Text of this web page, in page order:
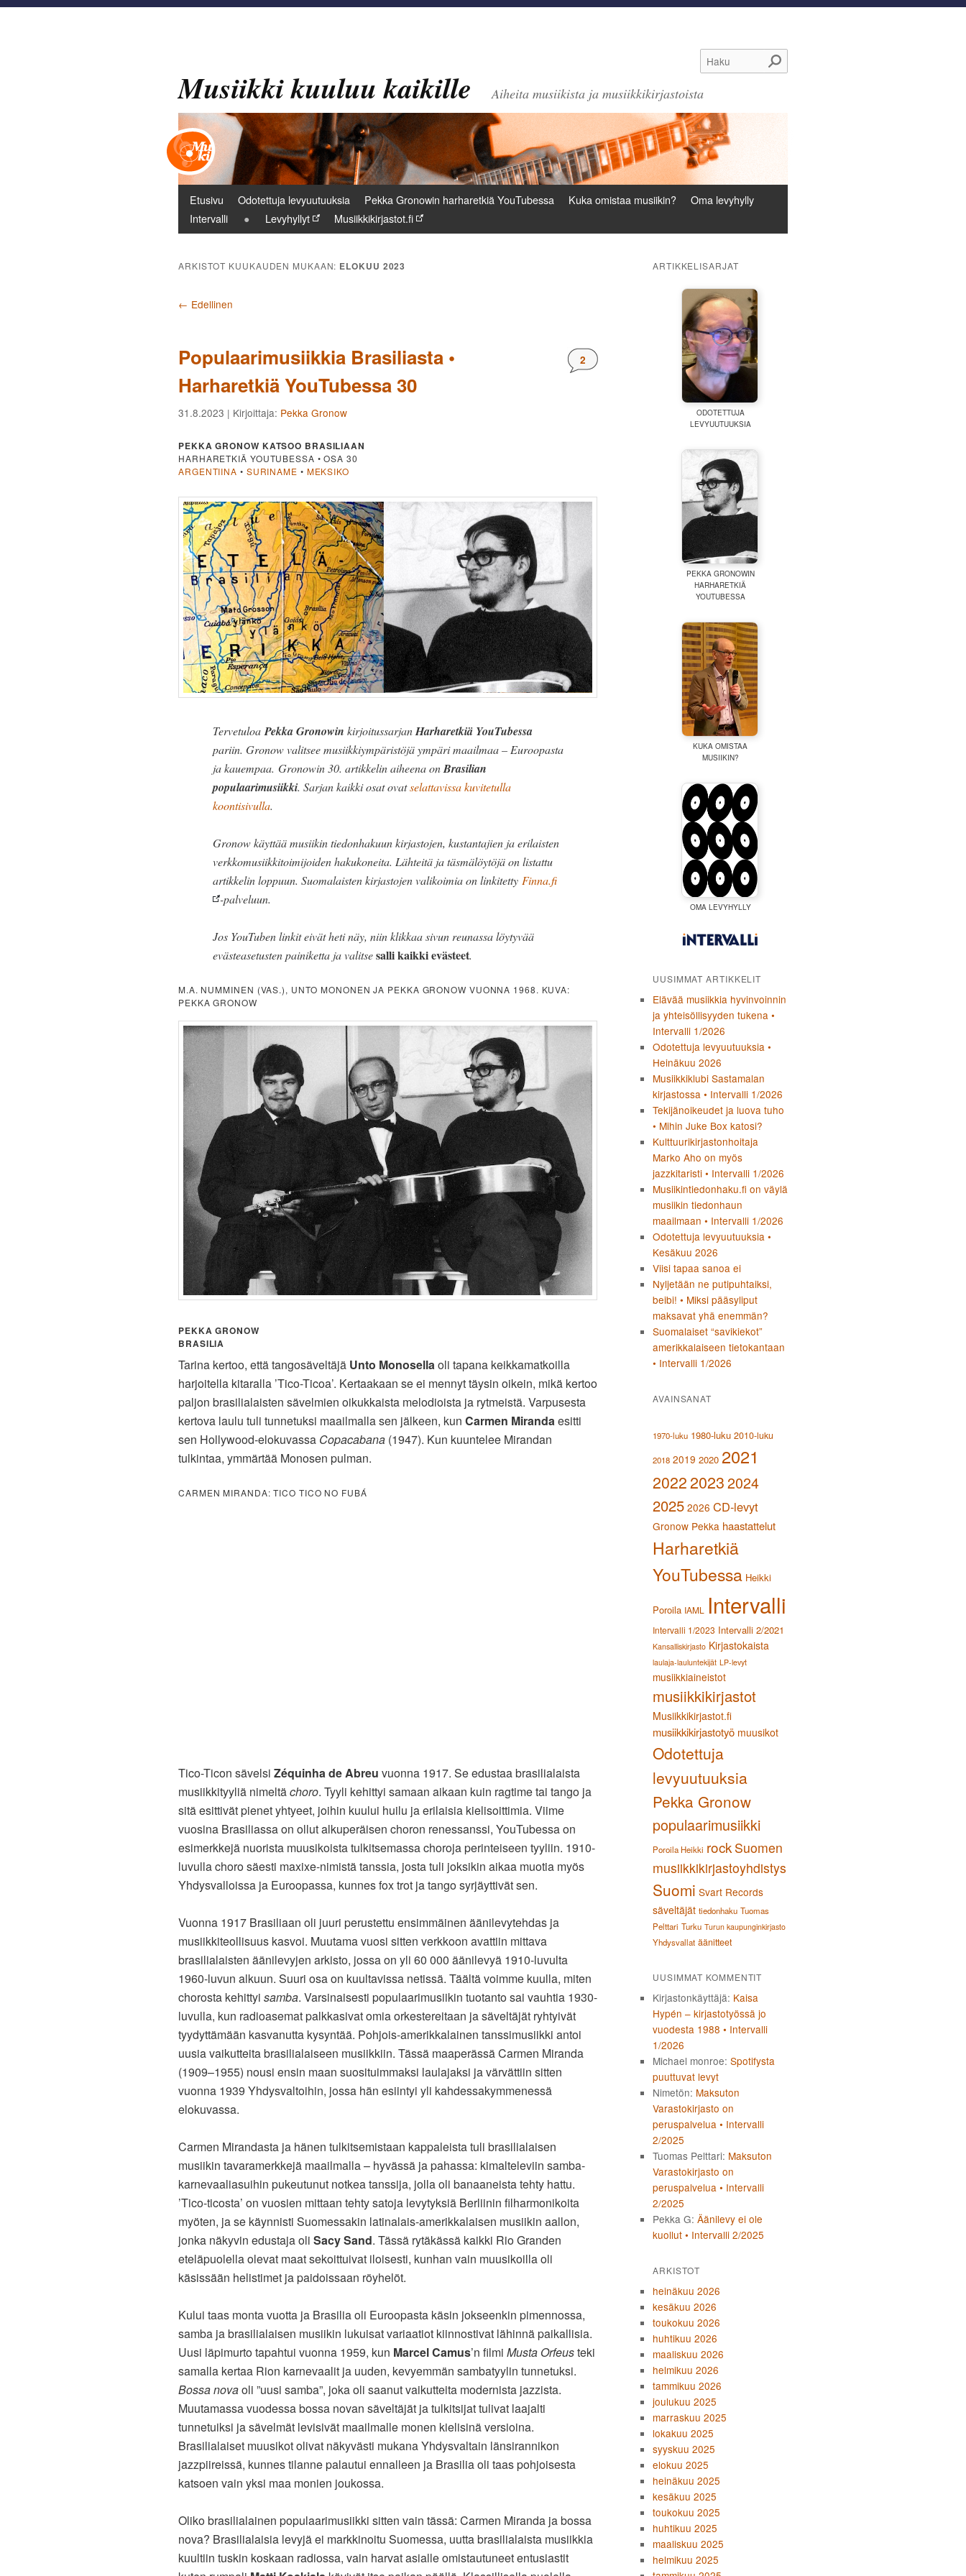
Haku
Musiikki kuuluu kaikille Aiheita musiikista ja musiikkikirjastoista
Päävalikko
Etusivu Odotettuja levyuutuuksia Pekka Gronowin harharetkiä YouTubessa Kuka omistaa musiikin?
Oma levyhylly
Intervalli
Levyhyllyt Musiikkikirjastot.fi
ARKISTOT KUUKAUDEN MUKAAN: ELOKUU 2023
Artikkelien selaus
← Edellinen
Populaarimusiikkia Brasiliasta •
Harharetkiä YouTubessa 30
Kommentteja:
2
31.8.2023 | Kirjoittaja: Pekka Gronow
PEKKA GRONOW KATSOO BRASILIAAN
HARHARETKIÄ YOUTUBESSA • OSA 30
ARGENTIINA • SURINAME • MEKSIKO
TervetuloaPekka Gronowin kirjoitussarjanHarharetkiä YouTubessa
pariin. Gronow valitsee musiikkiympäristöjä ympäri maailmaa – Euroopasta
ja kauempaa. Gronowin 30. artikkelin aiheena onBrasilian
populaarimusiikki. Sarjan kaikki osat ovatselattavissa kuvitetulla
koontisivulla.
Gronow käyttää musiikin tiedonhakuun kirjastojen, kustantajien ja erilaisten
verkkomusiikkitoimijoiden hakukoneita. Lähteitä ja täsmälöytöjä on listattu
artikkelin loppuun. Suomalaisten kirjastojen valikoimia on linkitetty Finna.fi
-palveluun.
Jos YouTuben linkit eivät heti näy, niin klikkaa sivun reunassa löytyvää
evästeasetusten painiketta ja valitsesalli kaikki evästeet.
M.A. NUMMINEN (VAS.), UNTO MONONEN JA PEKKA GRONOW VUONNA 1968. KUVA:
PEKKA GRONOW
PEKKA GRONOW
BRASILIA
Tarina kertoo, että tangosäveltäjä Unto Monosellaoli tapana keikkamatkoilla
harjoitella kitaralla ’Tico-Ticoa’. Kertaakaan se ei mennyt täysin oikein, mikä kertoo
paljon brasilialaisten sävelmien oikukkaista melodioista ja rytmeistä. Varpusesta
kertova laulu tuli tunnetuksi maailmalla sen jälkeen, kun Carmen Mirandaesitti
sen Hollywood-elokuvassa Copacabana (1947). Kun kuuntelee Mirandan
tulkintaa, ymmärtää Monosen pulman.
CARMEN MIRANDA: TICO TICO NO FUBÁ
Tico-Ticon sävelsi Zéquinha de Abreu vuonna 1917. Se edustaa brasilialaista
musiikkityyliä nimeltächoro. Tyyli kehittyi samaan aikaan kuin ragtime tai tango ja
sitä esittivät pienet yhtyeet, joihin kuului huilu ja erilaisia kielisoittimia. Viime
vuosina Brasiliassa on ollut alkuperäisen choron renessanssi, YouTubessa on
esimerkkejä nuorista muusikoista tulkitsemassa choroja perinteiseen tyyliin. 1910-
luvulla choro säesti maxixe-nimistä tanssia, josta tuli joksikin aikaa muotia myös
Yhdysvalloissa ja Euroopassa, kunnes fox trot ja tango syrjäyttivät sen.
Vuonna 1917 Brasiliaan oli juuri perustettu ensimmäinen äänilevytehdas ja
musiikkiteollisuus kasvoi. Muutama vuosi sitten verkkoon avattiin mittava
brasilialaisten äänilevyjen arkisto, jossa on yli 60 000 äänilevyä 1910-luvulta
1960-luvun alkuun. Suuri osa on kuultavissa netissä. Täältä voimme kuulla, miten
chorosta kehittyi samba. Varsinaisesti populaarimusiikin tuotanto sai vauhtia 1930-
luvulla, kun radioasemat palkkasivat omia orkestereitaan ja säveltäjät ryhtyivät
tyydyttämään kasvanutta kysyntää. Pohjois-amerikkalainen tanssimusiikki antoi
uusia vaikutteita brasilialaiseen musiikkiin. Tässä maaperässä Carmen Miranda
(1909–1955) nousi ensin maan suosituimmaksi laulajaksi ja värvättiin sitten
vuonna 1939 Yhdysvaltoihin, jossa hän esiintyi yli kahdessakymmenessä
elokuvassa.
Carmen Mirandasta ja hänen tulkitsemistaan kappaleista tuli brasilialaisen
musiikin tavaramerkkejä maailmalla – hyvässä ja pahassa: kimalteleviin samba-
karnevaaliasuihin pukeutunut notkea tanssija, jolla oli banaaneista tehty hattu.
’Tico-ticosta’ on vuosien mittaan tehty satoja levytyksiä Berliinin filharmonikoita
myöten, ja se käynnisti Suomessakin latinalais-amerikkalaisen musiikin aallon,
jonka näkyvin edustaja oli Sacy Sand. Tässä rytäkässä kaikki Rio Granden
eteläpuolella olevat maat sekoittuivat iloisesti, kunhan vain muusikoilla oli
käsissään helistimet ja paidoissaan röyhelöt.
Kului taas monta vuotta ja Brasilia oli Euroopasta käsin jokseenkin pimennossa,
samba ja brasilialaisen musiikin lukuisat variaatiot kiinnostivat lähinnä paikallisia.
Uusi läpimurto tapahtui vuonna 1959, kun Marcel Camus’n filmi Musta Orfeusteki
samalla kertaa Rion karnevaalit ja uuden, kevyemmän sambatyylin tunnetuksi.
Bossa novaoli ”uusi samba”, joka oli saanut vaikutteita modernista jazzista.
Muutamassa vuodessa bossa novan säveltäjät ja tulkitsijat tulivat laajalti
tunnetuiksi ja sävelmät levisivät maailmalle monen kielisinä versioina.
Brasilialaiset muusikot olivat näkyvästi mukana Yhdysvaltain länsirannikon
jazzpiireissä, kunnes tilanne palautui ennalleen ja Brasilia oli taas pohjoisesta
katsoen vain yksi maa monien joukossa.
Oliko brasilialainen populaarimusiikki sitten vain tässä: Carmen Miranda ja bossa
nova? Brasilialaisia levyjä ei markkinoitu Suomessa, uutta brasilialaista musiikkia
kuultiin tuskin koskaan radiossa, vain harvat asialle omistautuneet entusiastit
ARTIKKELISARJAT
ODOTETTUJA
LEVYUUTUUKSIA
PEKKA GRONOWIN
HARHARETKIÄ
YOUTUBESSA
KUKA OMISTAA
MUSIIKIN?
OMA LEVYHYLLY
UUSIMMAT ARTIKKELIT
Elävää musiikkia hyvinvoinnin
ja yhteisöllisyyden tukena •
Intervalli 1/2026
Odotettuja levyuutuuksia •
Heinäkuu 2026
Musiikkiklubi Sastamalan
kirjastossa • Intervalli 1/2026
Tekijänoikeudet ja luova tuho
• Mihin Juke Box katosi?
Kulttuurikirjastonhoitaja
Marko Aho on myös
jazzkitaristi • Intervalli 1/2026
Musiikintiedonhaku.fi on väylä
musiikin tiedonhaun
maailmaan • Intervalli 1/2026
Odotettuja levyuutuuksia •
Kesäkuu 2026
Viisi tapaa sanoa ei
Nyljetään ne putipuhtaiksi,
beibi! • Miksi pääsyliput
maksavat yhä enemmän?
Suomalaiset “savikiekot”
amerikkalaiseen tietokantaan
• Intervalli 1/2026
AVAINSANAT
1970-luku 1980-luku 2010-luku
2018 2019 2020 2021
2022 20232024
2025 2026 CD-levyt
Gronow Pekka haastattelut
Harharetkiä
YouTubessa Heikki
Poroila IAML Intervalli
Intervalli 1/2023 Intervalli 2/2021
Kansalliskirjasto Kirjastokaista
laulaja-lauluntekijät LP-levyt
musiikkiaineistot
musiikkikirjastot
Musiikkikirjastot.fi
musiikkikirjastotyö muusikot
Odotettuja
levyuutuuksia
Pekka Gronow
populaarimusiikki
Poroila Heikki rock Suomen
musiikkikirjastoyhdistys
Suomi Svart Records
säveltäjät tiedonhaku Tuomas
Pelttari Turku Turun kaupunginkirjasto
Yhdysvallat äänitteet
UUSIMMAT KOMMENTIT
Kirjastonkäyttäjä: Kaisa
Hypén – kirjastotyössä jo
vuodesta 1988 • Intervalli
1/2026
Michael monroe: Spotifysta
puuttuvat levyt
Nimetön: Maksuton
Varastokirjasto on
peruspalvelua • Intervalli
2/2025
Tuomas Pelttari: Maksuton
Varastokirjasto on
peruspalvelua • Intervalli
2/2025
Pekka G: Äänilevy ei ole
kuollut • Intervalli 2/2025
ARKISTOT
heinäkuu 2026
kesäkuu 2026
toukokuu 2026
huhtikuu 2026
maaliskuu 2026
helmikuu 2026
tammikuu 2026
joulukuu 2025
marraskuu 2025
lokakuu 2025
syyskuu 2025
elokuu 2025
heinäkuu 2025
kesäkuu 2025
toukokuu 2025
huhtikuu 2025
maaliskuu 2025
helmikuu 2025